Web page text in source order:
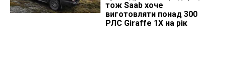
тож Saab хоче
виготовляти понад 300
РЛС Giraffe 1X на рік